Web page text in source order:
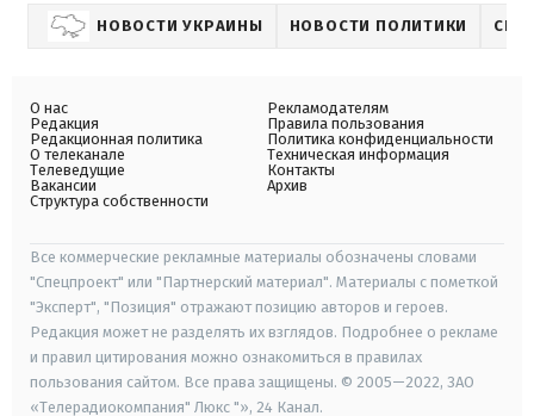
НОВОСТИ УКРАИНЫ НОВОСТИ ПОЛИТИКИ
О нас
Редакция
Редакционная политика
О телеканале
Телеведущие
Вакансии
Структура собственности
Рекламодателям
Правила пользования
Политика конфиденциальности
Техническая информация
Контакты
Архив
Все коммерческие рекламные материалы обозначены словами
"Спецпроект" или "Партнерский материал". Материалы с пометкой
"Эксперт", "Позиция" отражают позицию авторов и героев.
Редакция может не разделять их взглядов. Подробнее о рекламе
и правил цитирования можно ознакомиться в правилах
пользования сайтом. Все права защищены. © 2005—2022, ЗАО
«Телерадиокомпания" Люкс "», 24 Канал.